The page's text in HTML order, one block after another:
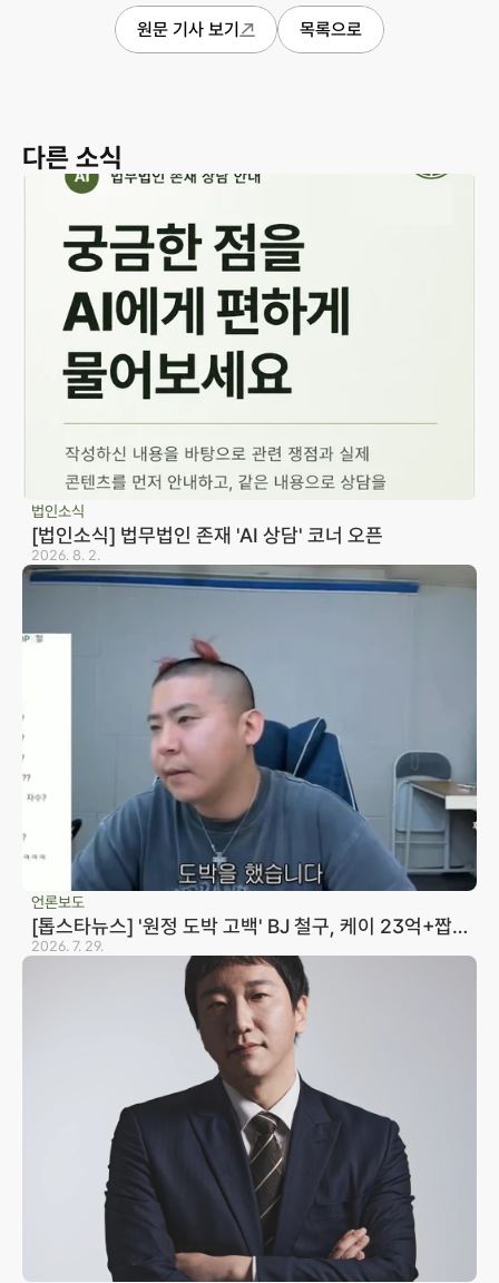
원문 기사 보기 목록으로
다른 소식
법인소식
[법인소식] 법무법인 존재 'AI 상담' 코너 오픈
2026. 8. 2.
언론보도
[톱스타뉴스] '원정 도박 고백' BJ 철구, 케이 23억+짭
구 20억 빌렸다…변호사 "형량 10년까지 바라볼 수 있
2026. 7. 29.
사업자등록번호 823-87-02964
광고 책임 변호사 노종언
대표변호사 윤지상, 노종언